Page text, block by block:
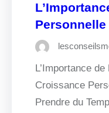
Personnelle
L’Importance
Croissance
Prendre du